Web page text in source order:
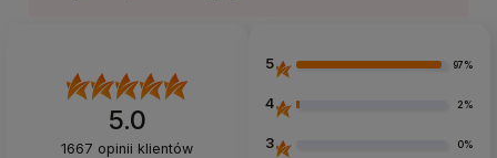
5.0
1667 opinii klientów
5 97%
4 2%
3 0%